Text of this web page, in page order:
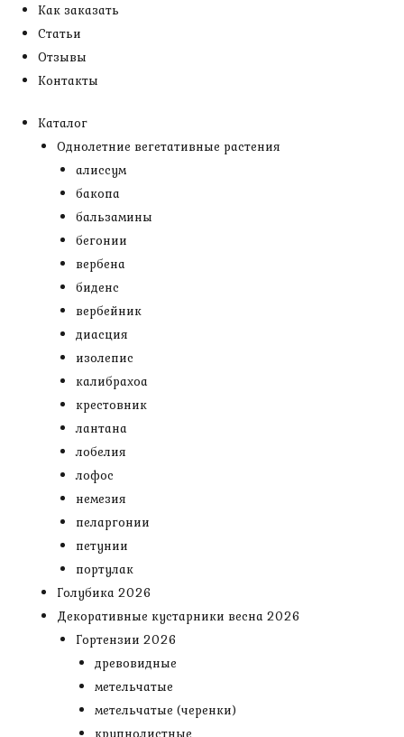
Как заказать
Статьи
Отзывы
Контакты
Каталог
Однолетние вегетативные растения
алиссум
бакопа
бальзамины
бегонии
вербена
биденс
вербейник
диасция
изолепис
калибрахоа
крестовник
лантана
лобелия
лофос
немезия
пеларгонии
петунии
портулак
Голубика 2026
Декоративные кустарники весна 2026
Гортензии 2026
древовидные
метельчатые
метельчатые (черенки)
крупнолистные